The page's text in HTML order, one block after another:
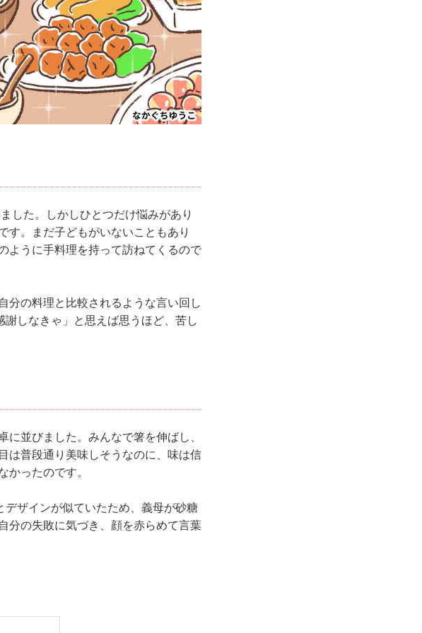
した。しかしひとつだけ悩みがあり
す。まだ子どもがいないこともあり
ように手料理を持って訪ねてくるので
分の料理と比較されるような言い回し
しなきゃ」と思えば思うほど、苦し
並びました。みんなで箸を伸ばし、
は普段通り美味しそうなのに、味は信
かったのです。
ザインが似ていたため、義母が砂糖
分の失敗に気づき、顔を赤らめて言葉